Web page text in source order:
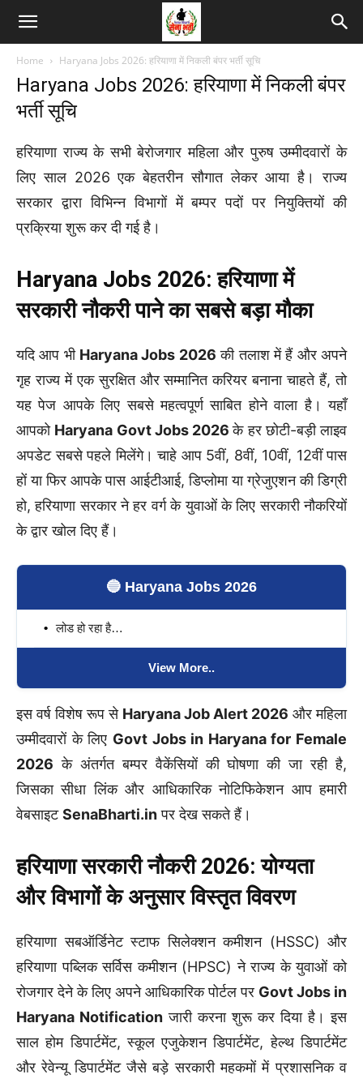
Home Haryana Jobs 2026: हरियाणा में निकली बंपर भर्ती सूचि
Haryana Jobs 2026: हरियाणा में निकली बंपर
भर्ती सूचि
हरियाणा राज्य के सभी बेरोजगार महिला और पुरुष उम्मीदवारों के
लिए साल 2026 एक बेहतरीन सौगात लेकर आया है। राज्य
सरकार द्वारा विभिन्न विभागों में बम्पर पदों पर नियुक्तियों की
प्रक्रिया शुरू कर दी गई है।
Haryana Jobs 2026: हरियाणा में
सरकारी नौकरी पाने का सबसे बड़ा मौका
यदि आप भी Haryana Jobs 2026 की तलाश में हैं और अपने
गृह राज्य में एक सुरक्षित और सम्मानित करियर बनाना चाहते हैं, तो
यह पेज आपके लिए सबसे महत्वपूर्ण साबित होने वाला है। यहाँ
आपको Haryana Govt Jobs 2026के हर छोटी-बड़ी लाइव
अपडेट सबसे पहले मिलेंगे। चाहे आप 5वीं, 8वीं, 10वीं, 12वीं पास
हों या फिर आपके पास आईटीआई, डिप्लोमा या ग्रेजुएशन की डिग्री
हो, हरियाणा सरकार ने हर वर्ग के युवाओं के लिए सरकारी नौकरियों
के द्वार खोल दिए हैं।
🔵 Haryana Jobs 2026
लोड हो रहा है…
View More..
इस वर्ष विशेष रूप से Haryana Job Alert 2026 और महिला
उम्मीदवारों के लिए Govt Jobs in Haryana for Female
2026 के अंतर्गत बम्पर वैकेंसियों की घोषणा की जा रही है,
जिसका सीधा लिंक और आधिकारिक नोटिफिकेशन आप हमारी
वेबसाइटSenaBharti.inपर देख सकते हैं।
हरियाणा सरकारी नौकरी 2026: योग्यता
और विभागों के अनुसार विस्तृत विवरण
हरियाणा सबऑर्डिनेट स्टाफ सिलेक्शन कमीशन (HSSC) और
हरियाणा पब्लिक सर्विस कमीशन (HPSC) ने राज्य के युवाओं को
रोजगार देने के लिए अपने आधिकारिक पोर्टल पर Govt Jobs in
Haryana Notification जारी करना शुरू कर दिया है। इस
साल होम डिपार्टमेंट, स्कूल एजुकेशन डिपार्टमेंट, हेल्थ डिपार्टमेंट
और रेवेन्यू डिपार्टमेंट जैसे बड़े सरकारी महकमों में प्रशासनिक व